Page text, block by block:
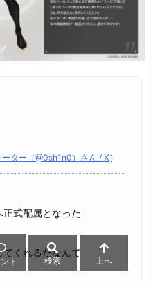
ター（@0sh1n0）さん / X ）
正式配属となった
くれるだなんて
ト 検索 上へ